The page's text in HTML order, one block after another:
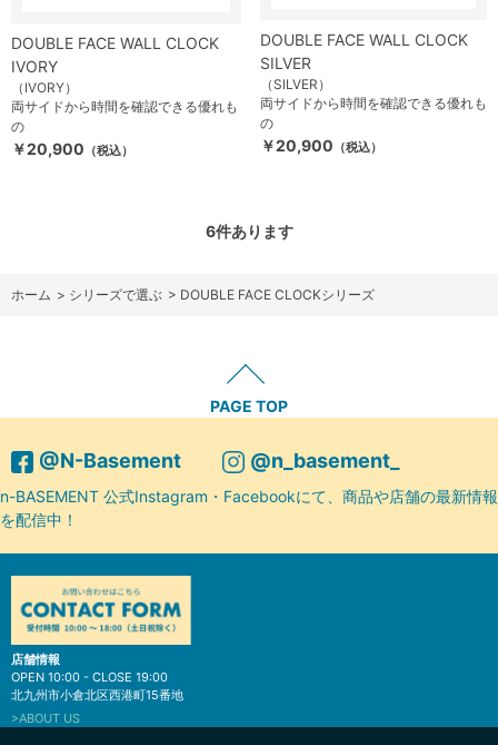
DOUBLE FACE WALL CLOCK
IVORY
（IVORY）
両サイドから時間を確認できる優れも
の
￥20,900 （税込）
DOUBLE FACE WALL CLOCK
SILVER
（SILVER）
両サイドから時間を確認できる優れも
の
￥20,900 （税込）
6件あります
ホーム > シリーズで選ぶ > DOUBLE FACE CLOCKシリーズ
PAGE TOP
@N-Basement @n_basement_
n-BASEMENT 公式Instagram・Facebookにて、商品や店舗の最新情報
を配信中！
店舗情報
OPEN 10:00 - CLOSE 19:00
北九州市小倉北区西港町15番地
>ABOUT US